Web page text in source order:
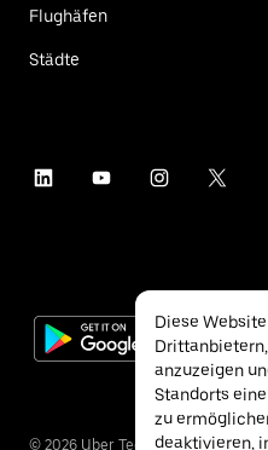
Flughäfen
Städte
© 2026 Uber Technologies Inc.
Diese
anzuzeigen
Standorts
zu
deaktivieren,